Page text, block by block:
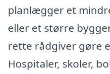
planlægger et
eller et større
rette rådgiver gøre
Hospitaler, skoler,